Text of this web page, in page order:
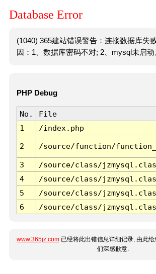
Database Error
(1040) 365建站错误警告：连接数据库失
因：1、数据库密码不对; 2、mysql未启动
PHP Debug
No. File
1
/index.php
2 /source/function/
3 /source/class/
4
/source/class/
5
/source/class/
6
/source/class/
www.365jz.com 已经将此出错信息详细记录, 由此
们深感歉意.